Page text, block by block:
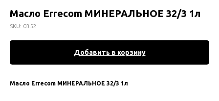
Масло Errecom МИНЕРАЛЬНОЕ 32/3 1л
SKU: 0352
Добавить в корзину
Масло Errecom МИНЕРАЛЬНОЕ 32/3 1л